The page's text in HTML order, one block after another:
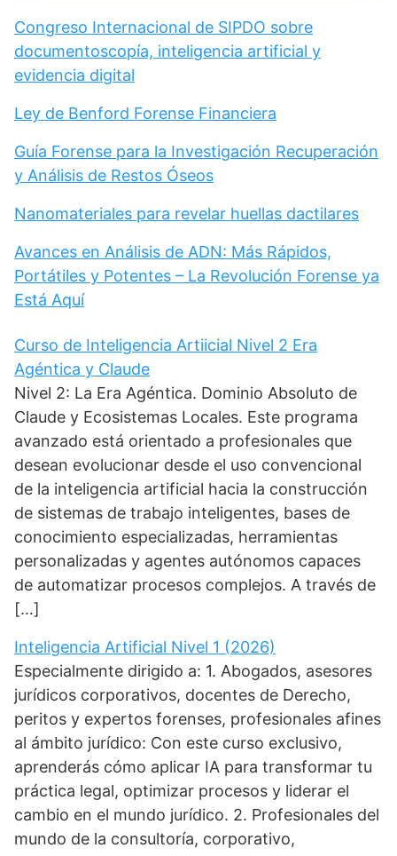
Congreso Internacional de SIPDO sobre
documentoscopía, inteligencia artificial y
evidencia digital
Ley de Benford Forense Financiera
Guía Forense para la Investigación Recuperación
y Análisis de Restos Óseos
Nanomateriales para revelar huellas dactilares
Avances en Análisis de ADN: Más Rápidos,
Portátiles y Potentes – La Revolución Forense ya
Está Aquí
Curso de Inteligencia Artiicial Nivel 2 Era
Agéntica y Claude
Nivel 2: La Era Agéntica. Dominio Absoluto de
Claude y Ecosistemas Locales. Este programa
avanzado está orientado a profesionales que
desean evolucionar desde el uso convencional
de la inteligencia artificial hacia la construcción
de sistemas de trabajo inteligentes, bases de
conocimiento especializadas, herramientas
personalizadas y agentes autónomos capaces
de automatizar procesos complejos. A través de
[…]
Inteligencia Artificial Nivel 1 (2026)
Especialmente dirigido a: 1. Abogados, asesores
jurídicos corporativos, docentes de Derecho,
peritos y expertos forenses, profesionales afines
al ámbito jurídico: Con este curso exclusivo,
aprenderás cómo aplicar IA para transformar tu
práctica legal, optimizar procesos y liderar el
cambio en el mundo jurídico. 2. Profesionales del
mundo de la consultoría, corporativo,